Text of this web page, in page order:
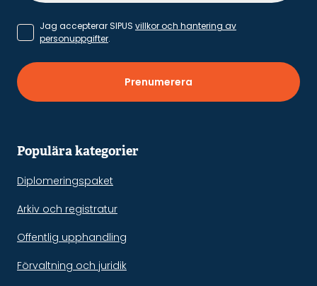
Jag accepterar SIPUS villkor och hantering av
personuppgifter.
Prenumerera
Populära kategorier
Diplomeringspaket
Arkiv och registratur
Offentlig upphandling
Förvaltning och juridik